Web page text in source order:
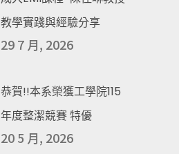
教學實踐與經驗分享
29 7 月, 2026
恭賀!!本系榮獲工學院115
年度整潔競賽 特優
20 5 月, 2026